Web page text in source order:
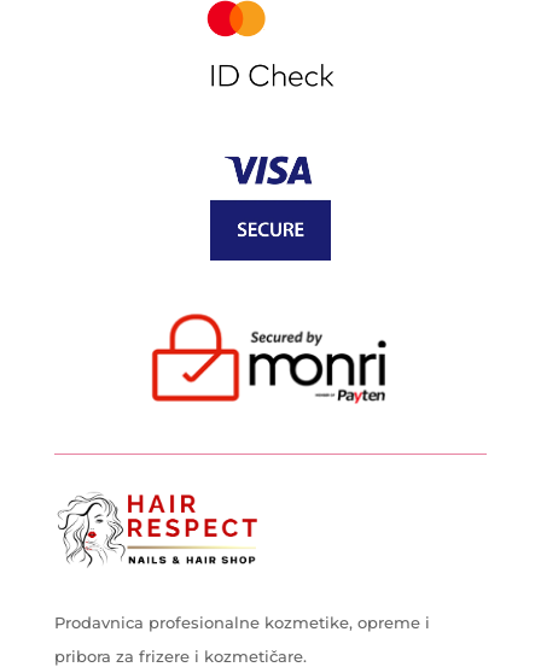
Prodavnica profesionalne kozmetike, opreme i
pribora za frizere i kozmetičare.